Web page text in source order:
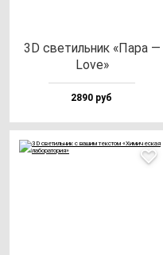
3D све­тиль­ник «Пара —
Love»
2890 руб